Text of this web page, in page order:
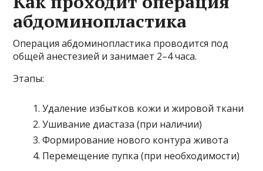
абдоминопластика
Операция абдоминопластика проводится под
общей анестезией и занимает 2–4 часа.
Этапы:
Удаление избытков кожи и жировой ткани
Ушивание диастаза (при наличии)
Формирование нового контура живота
Перемещение пупка (при необходимости)